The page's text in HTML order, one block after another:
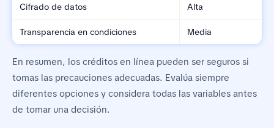
Cifrado de datos Alta
Transparencia en condiciones Media
En resumen, los créditos en línea pueden ser seguros si
tomas las precauciones adecuadas. Evalúa siempre
diferentes opciones y considera todas las variables antes
de tomar una decisión.